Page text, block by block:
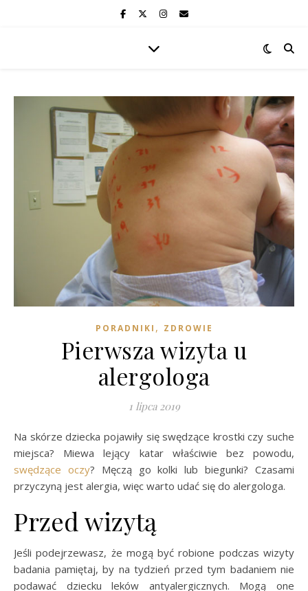
PORADNIKI , ZDROWIE
Pierwsza wizyta u
alergologa
1 lipca 2019
Na skórze dziecka pojawiły się swędzące krostki czy suche
miejsca? Miewa lejący katar właściwie bez powodu,
swędzące oczy? Męczą go kolki lub biegunki? Czasami
przyczyną jest alergia, więc warto udać się do alergologa.
Przed wizytą
Jeśli podejrzewasz, że mogą być robione podczas wizyty
badania pamiętaj, by na tydzień przed tym badaniem nie
podawać dziecku leków antyalergicznych. Mogą one